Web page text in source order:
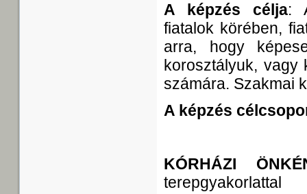
A képzés célja:
fiatalok körében,
arra, hogy
korosztályuk, vagy
számára. Szakmai
A képzés
KÓRHÁZI
terepgyakorlattal